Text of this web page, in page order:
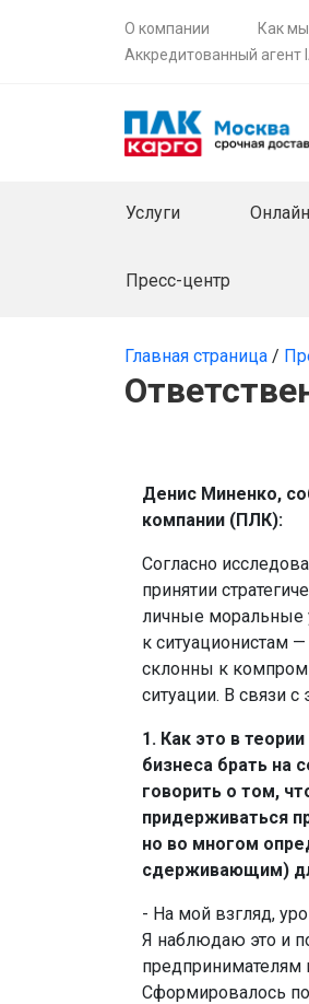
О компании Как
Аккредитованный агент
Услуги
Пресс-центр
Главная страница /
Денис Миненко,
компании (ПЛК):
Согласно
принятии
личные моральные
к ситуационистам
склонны к
ситуации. В связи с
1. Как это в
бизнеса брать на
говорить о том,
придерживаться
но во многом
сдерживающим)
- На мой взгляд,
Я наблюдаю это и
предпринимателям
Сформировалось